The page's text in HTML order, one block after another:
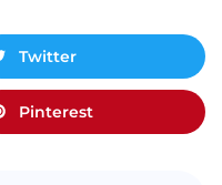
Twitter
Pinterest